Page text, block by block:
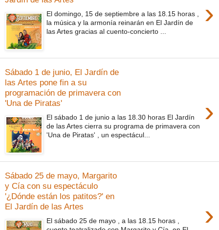
›
El domingo, 15 de septiembre a las 18.15 horas ,
la música y la armonía reinarán en El Jardín de
las Artes gracias al cuento-concierto ...
Sábado 1 de junio, El Jardín de
las Artes pone fin a su
programación de primavera con
'Una de Piratas'
›
El sábado 1 de junio a las 18.30 horas El Jardín
de las Artes cierra su programa de primavera con
'Una de Piratas' , un espectácul...
Sábado 25 de mayo, Margarito
y Cía con su espectáculo
'¿Dónde están los patitos?' en
El Jardín de las Artes
›
El sábado 25 de mayo , a las 18.15 horas ,